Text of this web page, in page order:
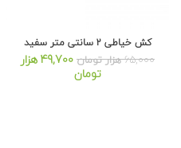
کش خیاطی ۲ سانتی متر سفید
65,000هزار تومان49,700هزار
تومان